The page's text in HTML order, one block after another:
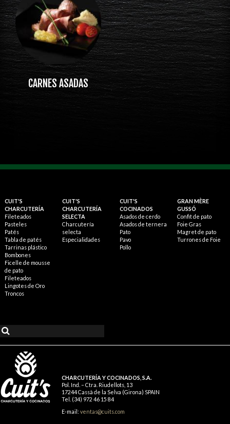
CARNES ASADAS
CUIT'S
CHARCUTERÍA
Fileteados
Pasteles
Patés
Tabla de patés
Tarrinas plástico
Bombones
Ficelle de mousse
de pato
Fileteados
Lingotes de Oro
Troncos
CUIT'S
CHARCUTERÍA
SELECTA
Charcutería
selecta
Especialidades
CUIT'S
COCINADOS
Asados de cerdo
Asados de ternera
Pato
Pavo
Pollo
GRAN MÈRE
GUSSÓ
Confit de pato
Foie Gras
Magret de pato
Turrones de Foie
CHARCUTERÍA Y COCINADOS, S.A.
Pol. Ind. – Ctra. Riudellots, 13
17244 Cassà de la Selva (Girona) SPAIN
Tel. (34) 972 46 15 84
E-mail: ventas@cuits.com